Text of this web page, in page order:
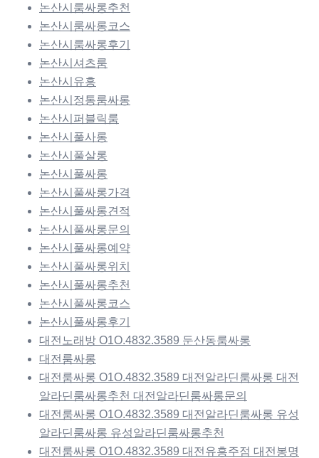
논산시룸싸롱추천
논산시룸싸롱코스
논산시룸싸롱후기
논산시셔츠룸
논산시유흥
논산시정통룸싸롱
논산시퍼블릭룸
논산시풀사롱
논산시풀살롱
논산시풀싸롱
논산시풀싸롱가격
논산시풀싸롱견적
논산시풀싸롱문의
논산시풀싸롱예약
논산시풀싸롱위치
논산시풀싸롱추천
논산시풀싸롱코스
논산시풀싸롱후기
대전노래방 O1O.4832.3589 둔산동룸싸롱
대전룸싸롱
대전룸싸롱 O1O.4832.3589 대전알라딘룸싸롱 대전
알라딘룸싸롱추천 대전알라딘룸싸롱문의
대전룸싸롱 O1O.4832.3589 대전알라딘룸싸롱 유성
알라딘룸싸롱 유성알라딘룸싸롱추천
대전룸싸롱 O1O.4832.3589 대전유흥주점 대전봉명